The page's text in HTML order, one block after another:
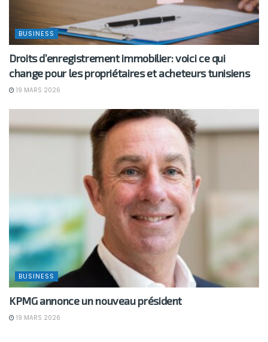
BUSINESS
Droits d’enregistrement immobilier: voici ce qui
change pour les propriétaires et acheteurs tunisiens
19 MARS 2026
BUSINESS
KPMG annonce un nouveau président
19 MARS 2026